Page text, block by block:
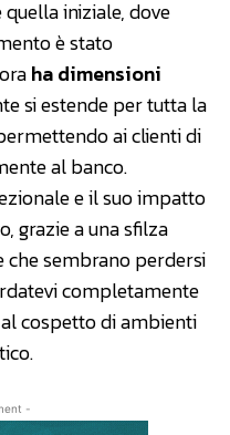
iniziale, dove
è stato
ha dimensioni
si estende per tutta la
ai clienti di
al banco.
e il suo impatto
grazie a una sfilza
sembrano perdersi
completamente
cospetto di ambienti
-